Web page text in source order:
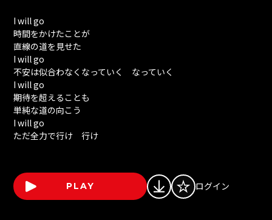
I will go
時間をかけたことが
直線の道を見せた
I will go
不安は似合わなくなっていく なっていく
I will go
期待を超えることも
単純な道の向こう
I will go
ただ全力で行け 行け
PLAY ログイン